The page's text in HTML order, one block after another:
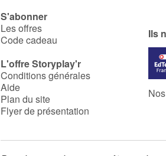
S'abonner
Les offres
Code cadeau
L'offre Storyplay'r
Conditions générales
Aide
Plan du site
Flyer de présentation
Ils